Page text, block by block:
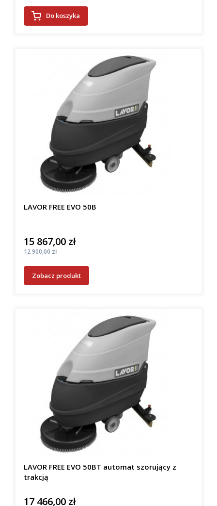
Do koszyka
LAVOR FREE EVO 50B
Cena
15 867,00 zł
Cena
12 900,00 zł
Zobacz produkt
LAVOR FREE EVO 50BT automat szorujący z
trakcją
Cena
17 466,00 zł